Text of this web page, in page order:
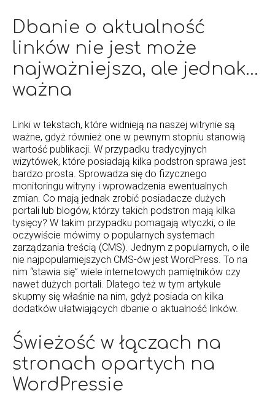
Dbanie o aktualność
linków nie jest może
najważniejsza, ale jednak…
ważna
Linki w tekstach, które widnieją na naszej witrynie są
ważne, gdyż również one w pewnym stopniu stanowią
wartość publikacji. W przypadku tradycyjnych
wizytówek, które posiadają kilka podstron sprawa jest
bardzo prosta. Sprowadza się do fizycznego
monitoringu witryny i wprowadzenia ewentualnych
zmian. Co mają jednak zrobić posiadacze dużych
portali lub blogów, którzy takich podstron mają kilka
tysięcy? W takim przypadku pomagają wtyczki, o ile
oczywiście mówimy o popularnych systemach
zarządzania treścią (CMS). Jednym z popularnych, o ile
nie najpopularniejszych CMS-ów jest WordPress. To na
nim “stawia się” wiele internetowych pamiętników czy
nawet dużych portali. Dlatego też w tym artykule
skupmy się właśnie na nim, gdyż posiada on kilka
dodatków ułatwiających dbanie o aktualność linków.
Świeżość w łączach na
stronach opartych na
WordPressie